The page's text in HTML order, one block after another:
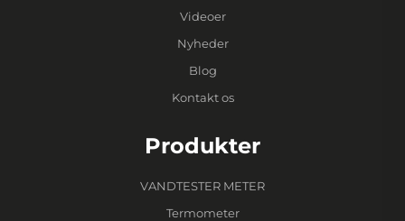
Videoer
Nyheder
Blog
Kontakt os
Produkter
VANDTESTER METER
Termometer